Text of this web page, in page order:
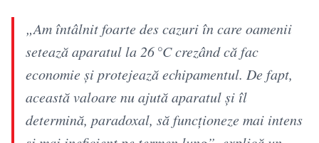
„Am întâlnit foarte des cazuri în care oamenii
setează aparatul la 26 °C crezând că fac
economie şi protejează echipamentul. De fapt,
această valoare nu ajută aparatul şi îl
determină, paradoxal, să funcționeze mai intens